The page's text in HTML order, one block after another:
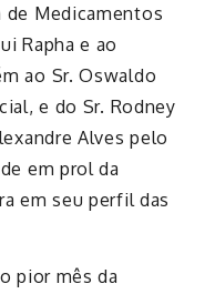
de Medicamentos
Rapha e ao
ao Sr. Oswaldo
e do Sr. Rodney
Alves pelo
em prol da
em seu perfil das
pior mês da